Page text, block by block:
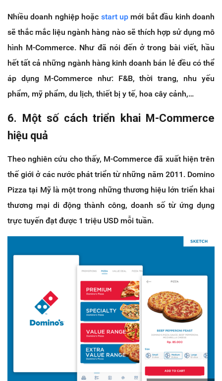
Nhiều doanh nghiệp hoặc start up mới bắt đầu kinh doanh
sẽ thắc mắc liệu ngành hàng nào sẽ thích hợp sử dụng mô
hình M-Commerce. Như đã nói đến ở trong bài viết, hầu
hết tất cả những ngành hàng kinh doanh bán lẻ đều có thể
áp dụng M-Commerce như: F&B, thời trang, nhu yếu
phẩm, mỹ phẩm, du lịch, thiết bị y tế, hoa cây cảnh,…
6. Một số cách triển khai M-Commerce
hiệu quả
Theo nghiên cứu cho thấy, M-Commerce đã xuất hiện trên
thế giới ở các nước phát triển từ những năm 2011. Domino
Pizza tại Mỹ là một trong những thương hiệu lớn triển khai
thương mại di động thành công, doanh số từ ứng dụng
trực tuyến đạt được 1 triệu USD mỗi tuần.